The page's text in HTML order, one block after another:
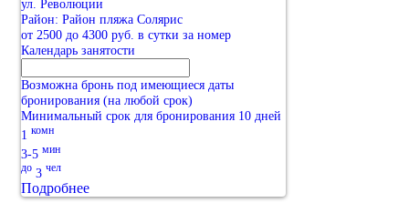
ул. Революции
Район: Район пляжа Солярис
от 2500 до 4300 руб. в сутки за номер
Календарь занятости
Возможна бронь под имеющиеся даты
бронирования (на любой срок)
Минимальный срок для бронирования 10 дней
1 комн
3-5 мин
до 3 чел
Подробнее